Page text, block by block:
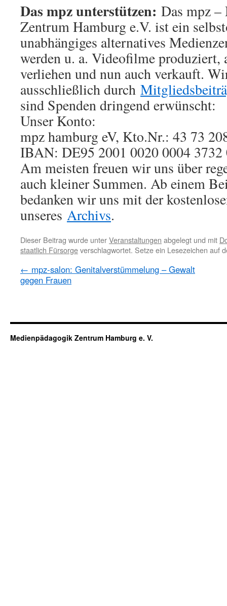
Das mpz unterstützen: Das mpz
Zentrum Hamburg e.V. ist ein
unabhängiges alternatives
werden u. a. Videofilme
verliehen und nun auch verkauft.
ausschließlich durch
sind Spenden dringend erwünscht:
Unser Konto:
mpz hamburg eV, Kto.Nr.: 43 73
IBAN: DE95 2001 0020 0004
Am meisten freuen wir uns über
auch kleiner Summen. Ab einem
bedanken wir uns mit der
unseres Archivs.
Dieser Beitrag wurde unterVeranstaltungen abgelegt und mit
staatlich Fürsorgeverschlagwortet. Setze ein Lesezeichen auf
← mpz-salon: Genitalverstümmelung – Gewalt
gegen Frauen
Medienpädagogik Zentrum Hamburg e. V.